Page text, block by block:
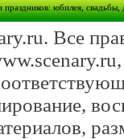
юбилея, свадьбы,
Все